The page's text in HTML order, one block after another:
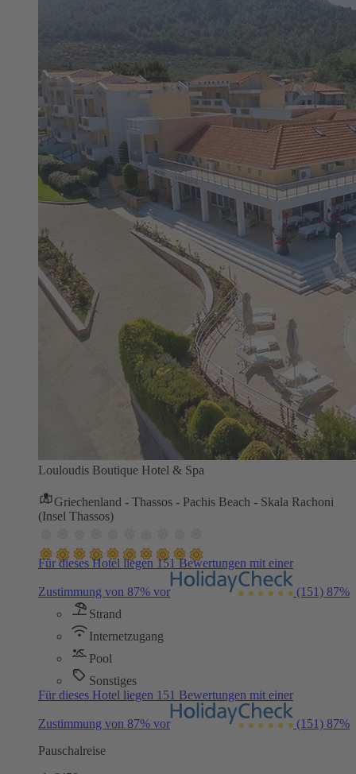
Louloudis Boutique Hotel & Spa
Griechenland - Thassos - Pachis Beach - Skala Rachoni
(Insel Thassos)
Für dieses Hotel liegen 151 Bewertungen mit einer
Zustimmung von 87% vor (151) 87%
Strand
Internetzugang
Pool
Sonstiges
Für dieses Hotel liegen 151 Bewertungen mit einer
Zustimmung von 87% vor (151) 87%
Pauschalreise